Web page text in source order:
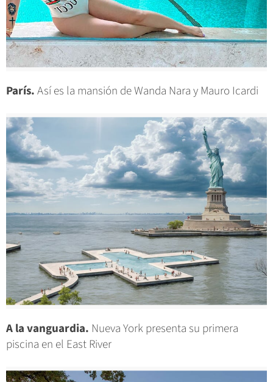
París.Así es la mansión de Wanda Nara y Mauro Icardi
A la vanguardia. Nueva York presenta su primera
piscina en el East River